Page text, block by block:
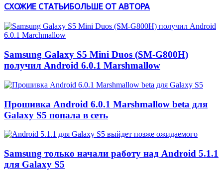
СХОЖИЕ СТАТЬИБОЛЬШЕ ОТ АВТОРА
Samsung Galaxy S5 Mini Duos (SM-G800H)
получил Android 6.0.1 Marshmallow
Прошивка Android 6.0.1 Marshmallow beta для
Galaxy S5 попала в сеть
Samsung только начали работу над Android 5.1.1
для Galaxy S5